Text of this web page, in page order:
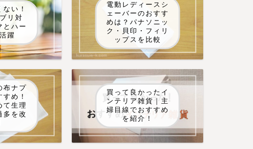
い！
リ対
とハー
躍
電動レディースシ
ェーバーのおすす
めは？パナソニッ
ク・貝印・フィリ
ップスを比較
布ナプ
め！
て生理
多を改
買って良かったイ
ンテリア雑貨｜主
婦目線でおすすめ
を紹介！